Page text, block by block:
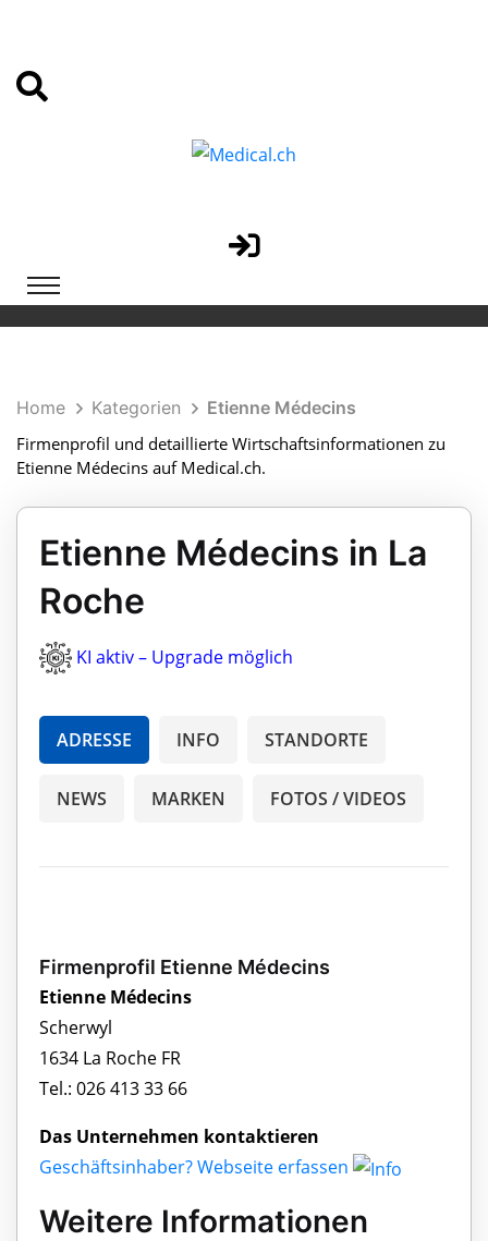
Home Kategorien
Etienne Médecins
Firmenprofil und detaillierte Wirtschaftsinformationen zu
Etienne Médecins auf Medical.ch.
Etienne Médecins in La
Roche
KI aktiv – Upgrade möglich
ADRESSE INFO STANDORTE
NEWS MARKEN FOTOS / VIDEOS
Firmenprofil Etienne Médecins
Etienne Médecins
Scherwyl
1634 La Roche FR
Tel.: 026 413 33 66
Das Unternehmen kontaktieren
Geschäftsinhaber? Webseite erfassen
Weitere Informationen